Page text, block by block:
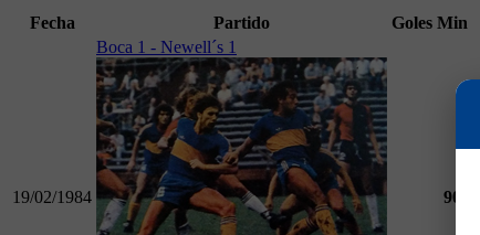
Fecha Partido Goles Min
19/02/1984
Boca 1 - Newell´s 1
90